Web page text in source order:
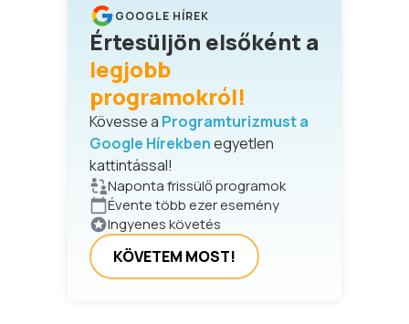
GOOGLE HÍREK
Értesüljön elsőként a
legjobb
programokról!
Kövesse a Programturizmust a
Google Hírekbenegyetlen
kattintással!
Naponta frissülő programok
Évente több ezer esemény
Ingyenes követés
KÖVETEM MOST!